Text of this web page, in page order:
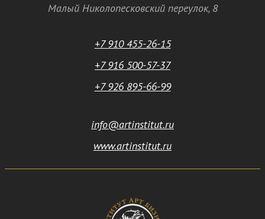
Малый Николопесковский переулок,8
+7 910 455-26-15
+7 916 500-57-37
+7 926 895-66-99
info@artinstitut.ru
www.artinstitut.ru